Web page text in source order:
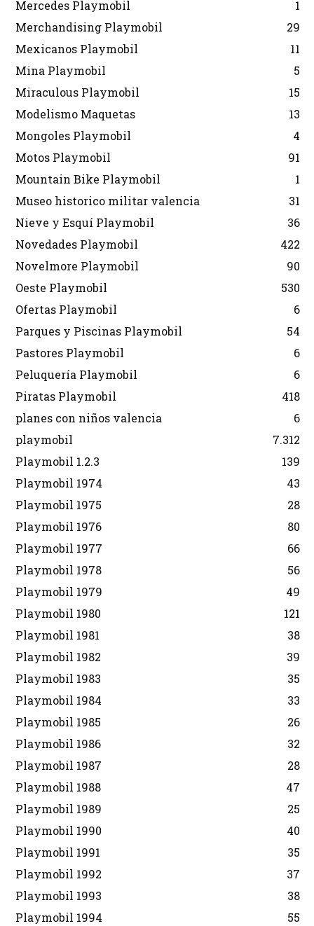
Mercedes Playmobil
1
Merchandising Playmobil
29
Mexicanos Playmobil
11
Mina Playmobil
5
Miraculous Playmobil
15
Modelismo Maquetas
13
Mongoles Playmobil
4
Motos Playmobil
91
Mountain Bike Playmobil
1
Museo historico militar valencia
31
Nieve y Esquí Playmobil
36
Novedades Playmobil
422
Novelmore Playmobil
90
Oeste Playmobil
530
Ofertas Playmobil
6
Parques y Piscinas Playmobil
54
Pastores Playmobil
6
Peluquería Playmobil
6
Piratas Playmobil
418
planes con niños valencia
6
playmobil
7.312
Playmobil 1.2.3
139
Playmobil 1974
43
Playmobil 1975
28
Playmobil 1976
80
Playmobil 1977
66
Playmobil 1978
56
Playmobil 1979
49
Playmobil 1980
121
Playmobil 1981
38
Playmobil 1982
39
Playmobil 1983
35
Playmobil 1984
33
Playmobil 1985
26
Playmobil 1986
32
Playmobil 1987
28
Playmobil 1988
47
Playmobil 1989
25
Playmobil 1990
40
Playmobil 1991
35
Playmobil 1992
37
Playmobil 1993
38
Playmobil 1994
55